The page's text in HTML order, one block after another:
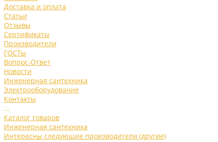
Доставка и оплата
Статьи
Отзывы
Сертификаты
Производители
ГОСТы
Вопрос-Ответ
Новости
Инженерная сантехника
Электрооборудование
Контакты
...
Каталог товаров
Инженерная сантехника
Интересны следующие производители (другие)